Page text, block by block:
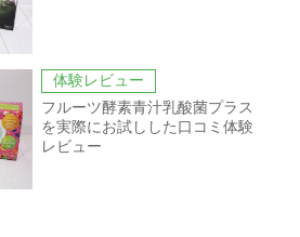
体験レビュー
フルーツ酵素青汁乳酸菌プラス
を実際にお試しした口コミ体験
レビュー